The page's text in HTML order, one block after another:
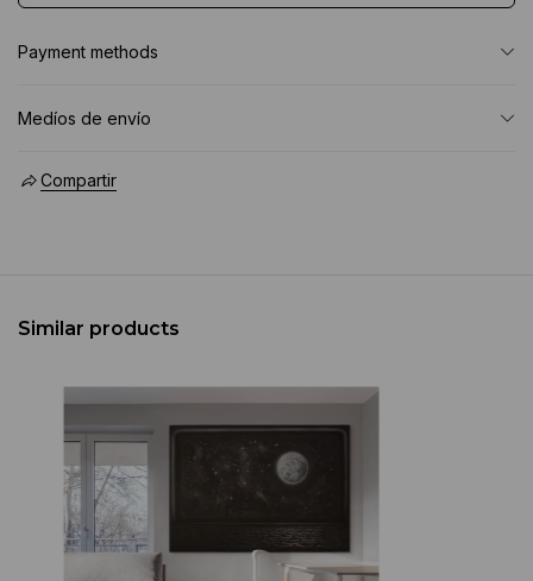
Payment methods
Medíos de envío
Compartir
Similar products